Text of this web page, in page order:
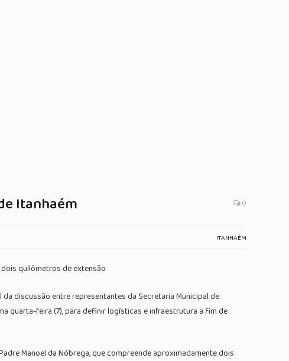
Itanhaém 0
ITANHAÉM
quilômetros de extensão
discussão entre representantes da Secretaria Municipal de
quarta-feira (7), para definir logísticas e infraestrutura a fim de
Manoel da Nóbrega, que compreende aproximadamente dois